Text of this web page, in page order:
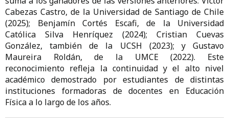
Cabezas Castro, de la Universidad de Santiago de Chile
(2025); Benjamín Cortés Escafi, de la Universidad
Católica Silva Henríquez (2024); Cristian Cuevas
González, también de la UCSH (2023); y Gustavo
Maureira Roldán, de la UMCE (2022). Este
reconocimiento refleja la continuidad y el alto nivel
académico demostrado por estudiantes de distintas
instituciones formadoras de docentes en Educación
Física a lo largo de los años.